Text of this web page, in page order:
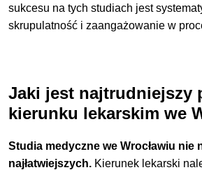
sukcesu na tych studiach jest
skrupulatność i zaangażowanie w
Jaki jest najtrudniejszy
kierunku lekarskim we
Studia medyczne we Wrocławiu nie
najłatwiejszych. Kierunek lekarski